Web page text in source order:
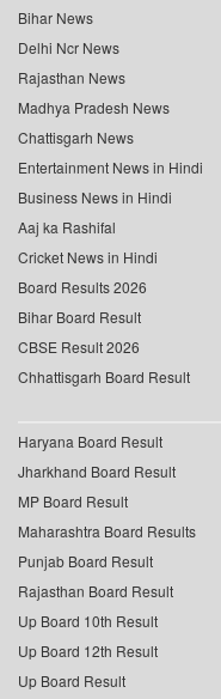
Bihar News
Delhi Ncr News
Rajasthan News
Madhya Pradesh News
Chattisgarh News
Entertainment News in Hindi
Business News in Hindi
Aaj ka Rashifal
Cricket News in Hindi
Board Results 2026
Bihar Board Result
CBSE Result 2026
Chhattisgarh Board Result
Haryana Board Result
Jharkhand Board Result
MP Board Result
Maharashtra Board Results
Punjab Board Result
Rajasthan Board Result
Up Board 10th Result
Up Board 12th Result
Up Board Result